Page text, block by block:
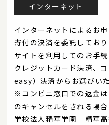
インターネット
インターネットによるお申
寄付の決済を委託してお
サイトを利用してのお手続
クレジットカード決済、
easy）決済からお選びいた
※コンビニ窓口での返金
のキャンセルをされる場合
学校法人精華学園 精華高